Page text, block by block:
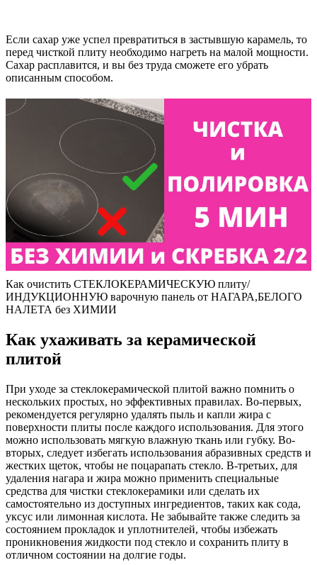
Если сахар уже успел превратиться в застывшую карамель, то
перед чисткой плиту необходимо нагреть на малой мощности.
Сахар расплавится, и вы без труда сможете его убрать
описанным способом.
Как очистить СТЕКЛОКЕРАМИЧЕСКУЮ плиту/
ИНДУКЦИОННУЮ варочную панель от НАГАРА,БЕЛОГО
НАЛЕТА без ХИМИИ
Как ухаживать за керамической
плитой
При уходе за стеклокерамической плитой важно помнить о
нескольких простых, но эффективных правилах. Во-первых,
рекомендуется регулярно удалять пыль и капли жира с
поверхности плиты после каждого использования. Для этого
можно использовать мягкую влажную ткань или губку. Во-
вторых, следует избегать использования абразивных средств и
жестких щеток, чтобы не поцарапать стекло. В-третьих, для
удаления нагара и жира можно применить специальные
средства для чистки стеклокерамики или сделать их
самостоятельно из доступных ингредиентов, таких как сода,
уксус или лимонная кислота. Не забывайте также следить за
состоянием прокладок и уплотнителей, чтобы избежать
проникновения жидкости под стекло и сохранить плиту в
отличном состоянии на долгие годы.